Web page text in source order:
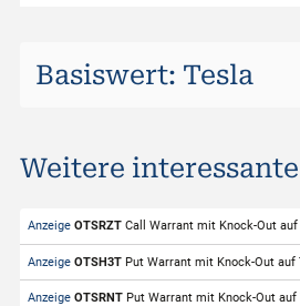
Basiswert: Tesla
ISIN
Basiswert
Weitere
Anzeige OTSRZT Call Warrant mit Knock-Out auf
Anzeige OTSH3T Put Warrant mit Knock-Out auf
Anzeige OTSRNT Put Warrant mit Knock-Out auf